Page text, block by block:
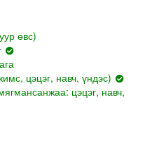
өвс)
цэцэг, навч, үндэс)
цэцэг, навч,